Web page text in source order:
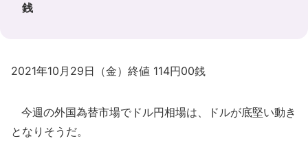
銭
2021年10月29日（金）終値 114円00銭
今週の外国為替市場でドル円相場は、ドルが底堅い動き
となりそうだ。